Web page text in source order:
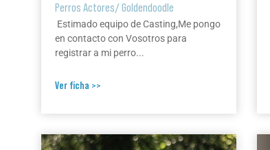
Perros Actores/Goldendoodle
Estimado equipo de Casting,Me pongo
en contacto con Vosotros para
registrar a mi perro...
Ver ficha >>